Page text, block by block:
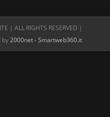
| ALL RIGHTS RESERVED |
by2000net - Smartweb360.it